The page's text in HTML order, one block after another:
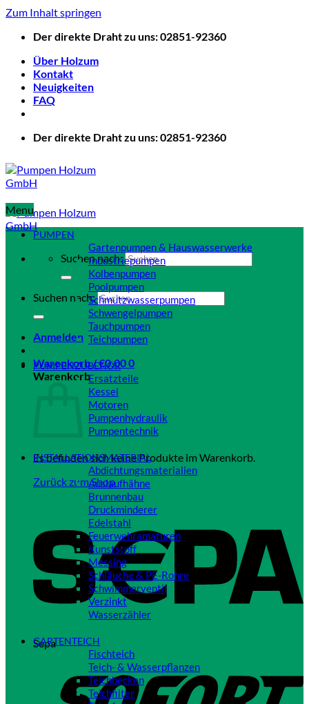
Zum Inhalt springen
Der direkte Draht zu uns: 02851-92360
Über Holzum
Kontakt
Neuigkeiten
FAQ
Der direkte Draht zu uns: 02851-92360
Suchen nach:
Suchen nach:
Anmelden
Warenkorb /€0,000
Warenkorb
Es befinden sich keine Produkte im Warenkorb.
Zurück zum Shop
Sepa
Menu
PUMPEN
Gartenpumpen & Hauswasserwerke
Industriepumpen
Kolbenpumpen
Poolpumpen
Schmutzwasserpumpen
Schwengelpumpen
Tauchpumpen
Teichpumpen
PUMPENZUBEHÖR
Ersatzteile
Kessel
Motoren
Pumpenhydraulik
Pumpentechnik
INSTALLATIONSMATERIAL
Abdichtungsmaterialien
Auslaufhähne
Brunnenbau
Druckminderer
Edelstahl
Feuerwehramaturen
Kunststoff
Messing
Schläuche & PE-Rohre
Schwimmerventil
Verzinkt
Wasserzähler
GARTENTEICH
Fischteich
Teich- & Wasserpflanzen
Teichbecken
Teichfilter